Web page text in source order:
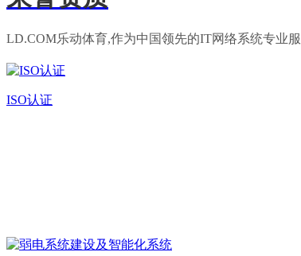
LD.COM乐动体育,作为中国领先的IT网络系统专业
ISO认证